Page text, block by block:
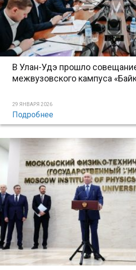
В Улан-Удэ прошло
межвузовского кампуса
29 ЯНВАРЯ 2026
Подробнее